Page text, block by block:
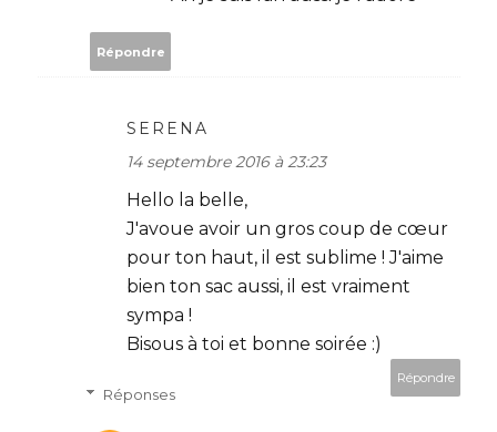
Répondre
SERENA
14 septembre 2016 à 23:23
Hello la belle,
J'avoue avoir un gros coup de cœur
pour ton haut, il est sublime ! J'aime
bien ton sac aussi, il est vraiment
sympa !
Bisous à toi et bonne soirée :)
Répondre
Réponses